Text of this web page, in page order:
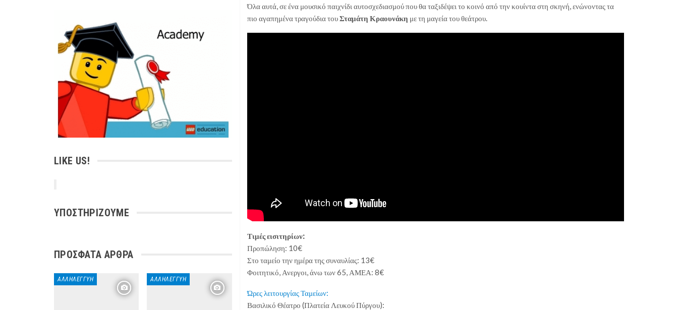
Όλα αυτά, σε ένα μουσικό παιχνίδι αυτοσχεδιασμού που θα ταξιδέψει το κοινό από την κουίντα στη σκηνή, ενώνοντας τα
πιο αγαπημένα τραγούδια τουΣταμάτη Κραουνάκη με τη μαγεία του θεάτρου.
Τιμές εισιτηρίων:
Προπώληση: 10€
Στο ταμείο την ημέρα της συναυλίας: 13€
Φοιτητικό, Ανεργοι, άνω των 65, ΑΜΕΑ: 8€
Ώρες λειτουργίας Ταμείων:
Βασιλικό Θέατρο (Πλατεία Λευκού Πύργου):
LIKE US!
ΥΠΟΣΤΗΡΊΖΟΥΜΕ
ΠΡΌΣΦΑΤΑ ΆΡΘΡΑ
ΑΛΛΗΛΕΓΓΎΗ ΑΛΛΗΛΕΓΓΎΗ